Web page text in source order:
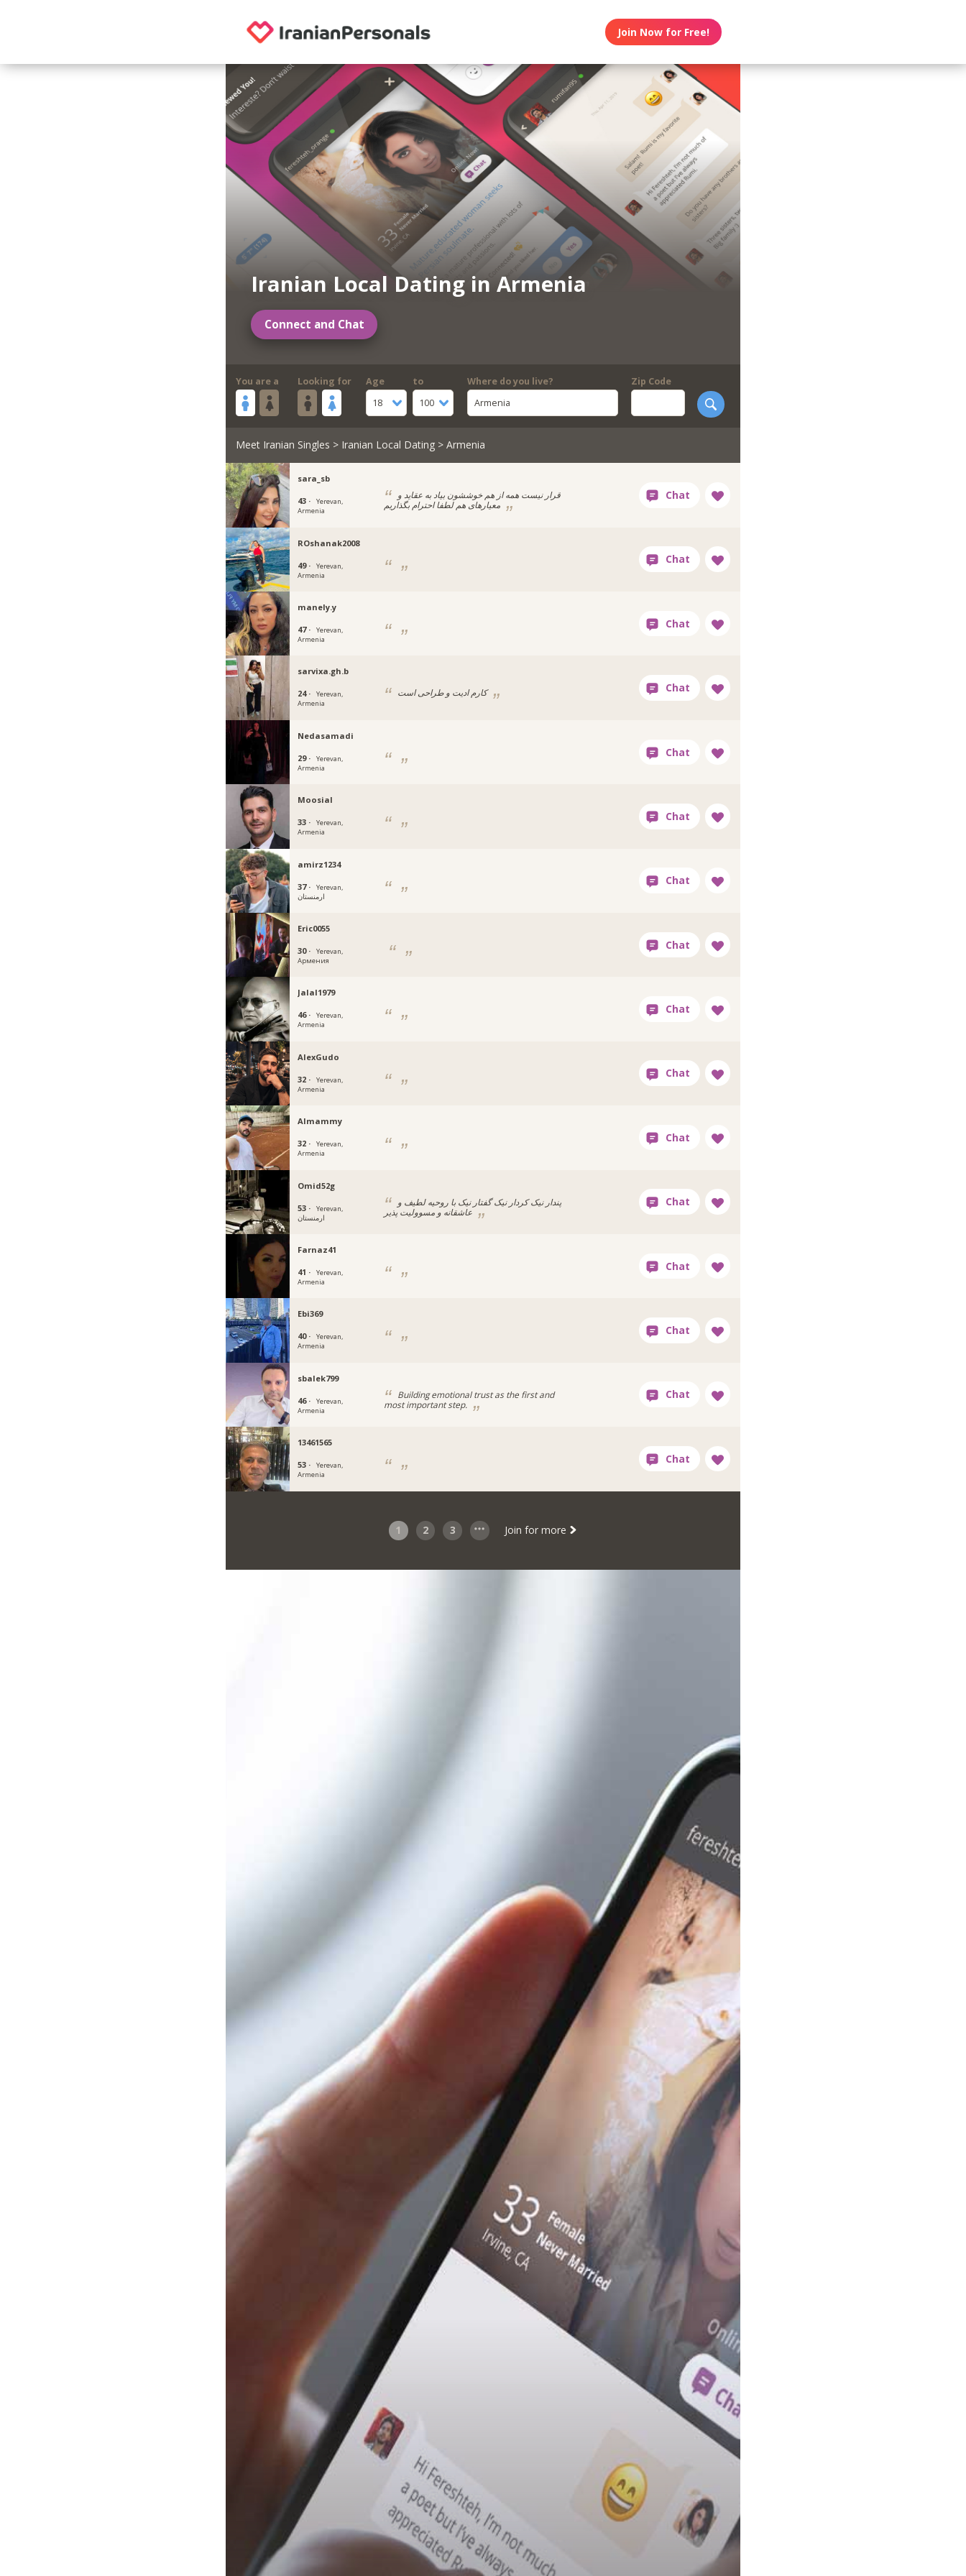
Join Now for Free!
Iranian Local Dating in Armenia
Connect and Chat
You are a Looking for
Age
18
to
100
Where do you live?
Armenia
Zip Code
Meet Iranian Singles > Iranian Local Dating> Armenia
sara_sb
43 ·
Yerevan,
Armenia
معیارهای هم لطفا احترام بگذاریم
ROshanak2008
49 ·
Yerevan,
Armenia
manely.y
47 ·
Yerevan,
Armenia
sarvixa.gh.b
24 ·
Yerevan,
Armenia
کارم ادیت و طراحی است
Nedasamadi
29 ·
Yerevan,
Armenia
Moosial
33 ·
Yerevan,
Armenia
amirz1234
37 ·
Yerevan,
ارمنستان
Eric0055
30 ·
Yerevan,
Армения
Jalal1979
46 ·
Yerevan,
Armenia
AlexGudo
32 ·
Yerevan,
Armenia
Almammy
32 ·
Yerevan,
Armenia
Omid52g
53 ·
Yerevan,
ارمنستان
عاشقانه و مسوولیت پذیر
Farnaz41
41 ·
Yerevan,
Armenia
Ebi369
40 ·
Yerevan,
Armenia
sbalek799
46 ·
Yerevan,
Armenia
Building emotional trust as the first and
most important step.
13461565
53 ·
Yerevan,
Armenia
1 2 3 Join for more